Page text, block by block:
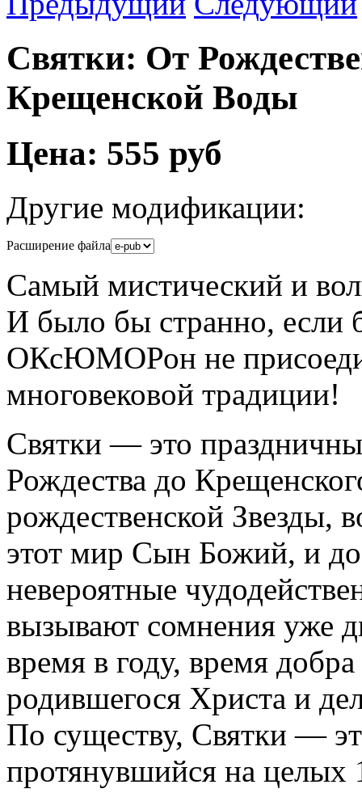
Святки: От
Крещенской Воды
Цена: 555 руб
Другие модификации:
Расширение файла
Самый мистический и
И было бы странно, если
ОКсЮМОРон не
многовековой традиции!
Святки — это
Рождества до
рождественской Звезды,
этот мир Сын Божий, и
невероятные
вызывают сомнения уже
время в году, время
родившегося Христа и
По существу, Святки —
протянувшийся на целых